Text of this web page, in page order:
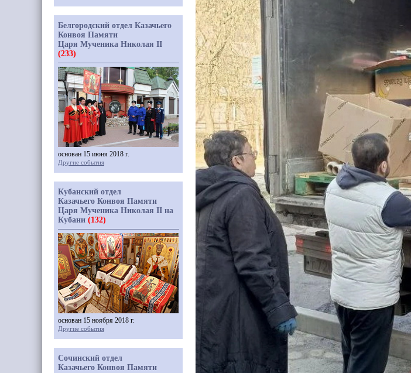
Белгородский отдел Казачьего
Конвоя Памяти
Царя Мученика Николая II
(233)
основан 15 июня 2018 г.
Другие события
Кубанский отдел
Казачьего Конвоя Памяти
Царя Мученика Николая II на
Кубани (132)
основан 15 ноября 2018 г.
Другие события
Сочинский отдел
Казачьего Конвоя Памяти